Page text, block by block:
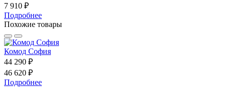
7 910 ₽
Подробнее
Похожие товары
Комод София
44 290 ₽
46 620 ₽
Подробнее